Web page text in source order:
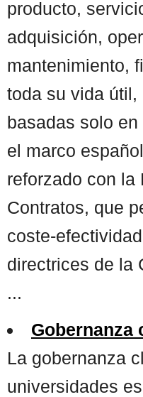
producto,
adquisición,
mantenimiento,
toda su vida
basadas solo
el marco
reforzado con la
Contratos, que
coste-
directrices de la
...
Gobernanza
La gobernanza
universidades